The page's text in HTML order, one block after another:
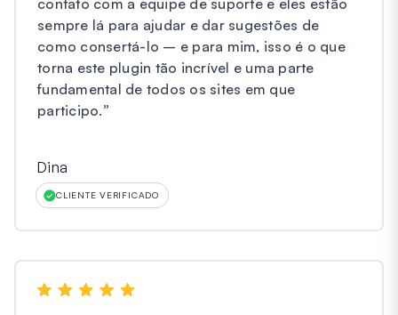
contato com a equipe de suporte e eles estão
sempre lá para ajudar e dar sugestões de
como consertá-lo – e para mim, isso é o que
torna este plugin tão incrível e uma parte
fundamental de todos os sites em que
participo.”
Dina
CLIENTE VERIFICADO